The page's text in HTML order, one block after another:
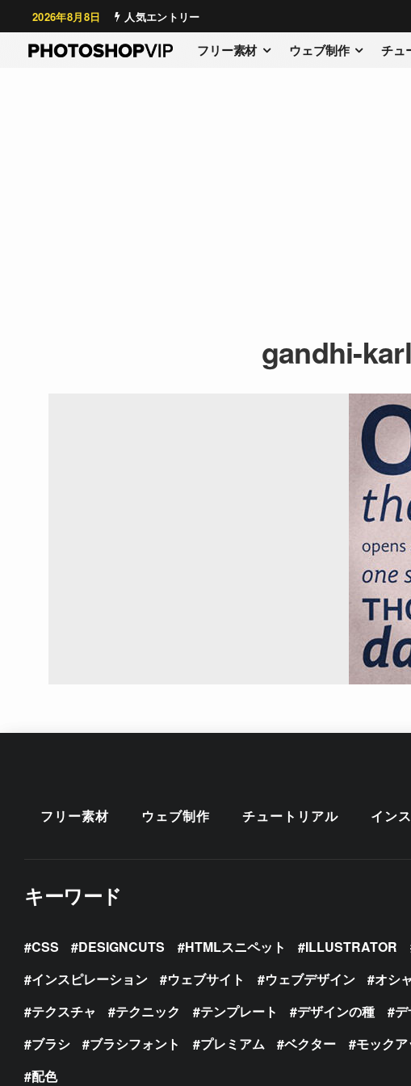
2026年8月8日 人気エントリー
フリー素材 ウェブ制作 チュ
gandhi-
フリー素材 ウェブ制作 チュートリアル イン
キーワード
CSS DESIGNCUTS HTMLスニペット ILLUSTRATOR
インスピレーション
ウェブサイト ウェブデザイン オシ
テクスチャ
テクニック テンプレート デザインの種 デ
ブラシ
ブラシフォント プレミアム ベクター モックア
配色